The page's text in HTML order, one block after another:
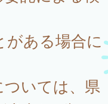
がある場合に
いては、県